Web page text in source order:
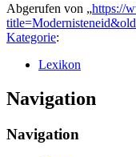
Abgerufen von „https://
Kategorie:
Lexikon
Navigation
Navigation